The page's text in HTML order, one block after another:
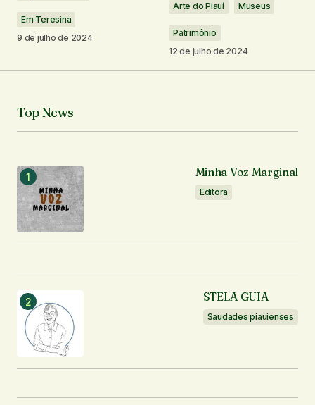
Seu nome*
Seu e-mail
Notifique-me sobre novas publicações por e-mail.
Em Teresina
9 de julho de 2024
Arte do Piauí Museus
Patrimônio
12 de julho de 2024
Top News
Minha Voz Marginal
Editora
STELA GUIA
Saudades piauienses